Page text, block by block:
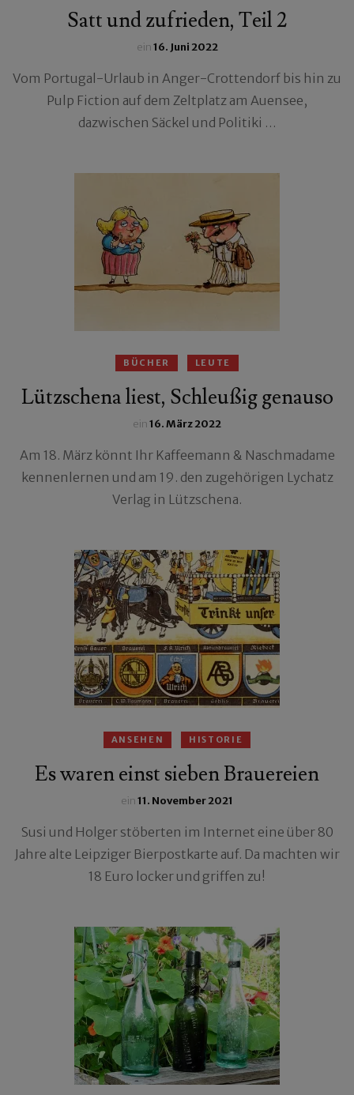
Satt und zufrieden, Teil 2
ein16. Juni 2022
Vom Portugal-Urlaub in Anger-Crottendorf bis hin zu
Pulp Fiction auf dem Zeltplatz am Auensee,
dazwischen Säckel und Politiki …
BÜCHER LEUTE
Lützschena liest, Schleußig genauso
ein16. März 2022
Am 18. März könnt Ihr Kaffeemann & Naschmadame
kennenlernen und am 19. den zugehörigen Lychatz
Verlag in Lützschena.
ANSEHEN HISTORIE
Es waren einst sieben Brauereien
ein11. November 2021
Susi und Holger stöberten im Internet eine über 80
Jahre alte Leipziger Bierpostkarte auf. Da machten wir
18 Euro locker und griffen zu!